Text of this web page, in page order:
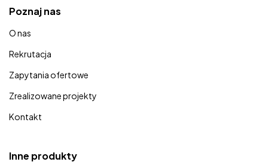
Poznaj nas
O nas
Rekrutacja
Zapytania ofertowe
Zrealizowane projekty
Kontakt
Inne produkty